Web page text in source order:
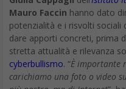
Mauro Faccin hanno dato
potenzialità e i risvolti sociali
dare apporti concreti, prima
stretta attualità e rilevanza
cyberbullismo. “È importante
carichiamo una foto o video